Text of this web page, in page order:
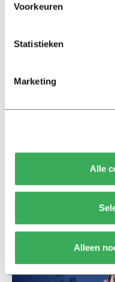
Voorkeuren
Statistieken
Marketing
Alle
Alleen
Bekijk meer